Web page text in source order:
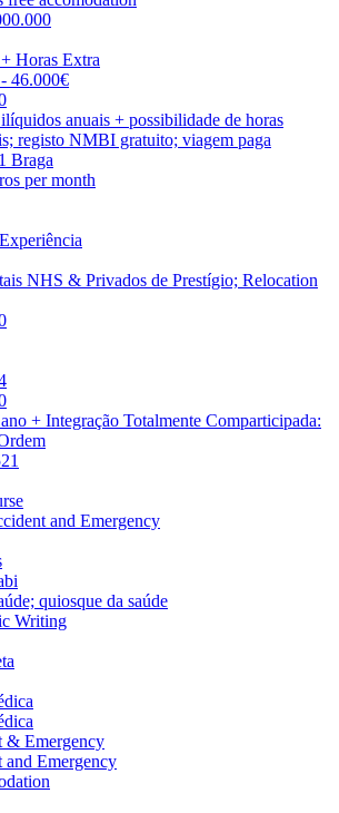
Horas Extra
46.000€
anuais + possibilidade de horas
registo NMBI gratuito; viagem paga
Braga
per month
NHS & Privados de Prestígio; Relocation
+ Integração Totalmente Comparticipada:
and Emergency
quiosque da saúde
Writing
& Emergency
and Emergency